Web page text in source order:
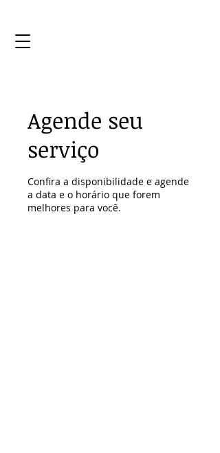
Agende seu
serviço
Confira a disponibilidade e agende
a data e o horário que forem
melhores para você.